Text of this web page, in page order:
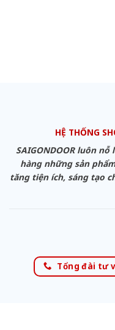
HỆ THỐNG
SAIGONDOOR luôn
hàng những sản
tăng tiện ích, sáng tạo
Tổng đài tư